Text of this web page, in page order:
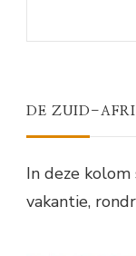
DE ZUID-
In deze
vakantie,